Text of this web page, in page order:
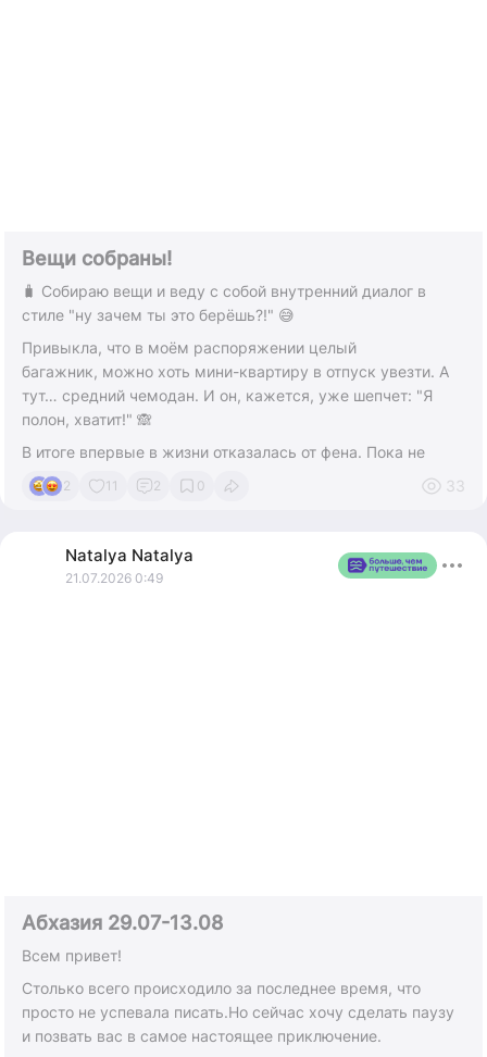
Вещи собраны!
🧳 Собираю вещи и веду с собой внутренний диалог в
стиле "ну зачем ты это берёшь?!" 😅
Привыкла, что в моём распоряжении целый
багажник, можно хоть мини-квартиру в отпуск увезти. А
тут… средний чемодан. И он, кажется, уже шепчет: "Я
полон, хватит!" 🙈
В итоге впервые в жизни отказалась от фена. Пока не
знаю, как буду без него. Наверное, сделаю ставку на
"естественные волны" и философию "и так сойдёт". 😉
секретный аргумент: отдых отдыхом, а аттестация гида
Москвы по возвращении ждать не будет. Не всё коту
2 11 2 0 33
Natalya Natalya
21.07.2026 0:49
Абхазия 29.07-13.08
Всем привет!
Столько всего происходило за последнее время, что
просто не успевала писать.Но сейчас хочу сделать паузу
и позвать вас в самое настоящее приключение.